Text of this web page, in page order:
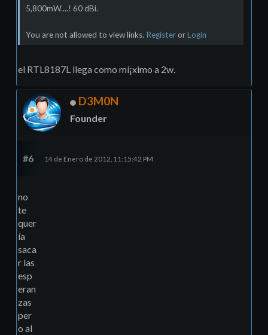
5,800mW....! 60 dBi.
You are not allowed to view links. RegisterorLogin
el RTL8187L llega como mí¡ximo a 2w.
D3M0N
Founder
#6 14 de Enero de 2012, 11:15:42 PM
no
te
quer
í­a
saca
r las
esp
eran
zas
per
o al